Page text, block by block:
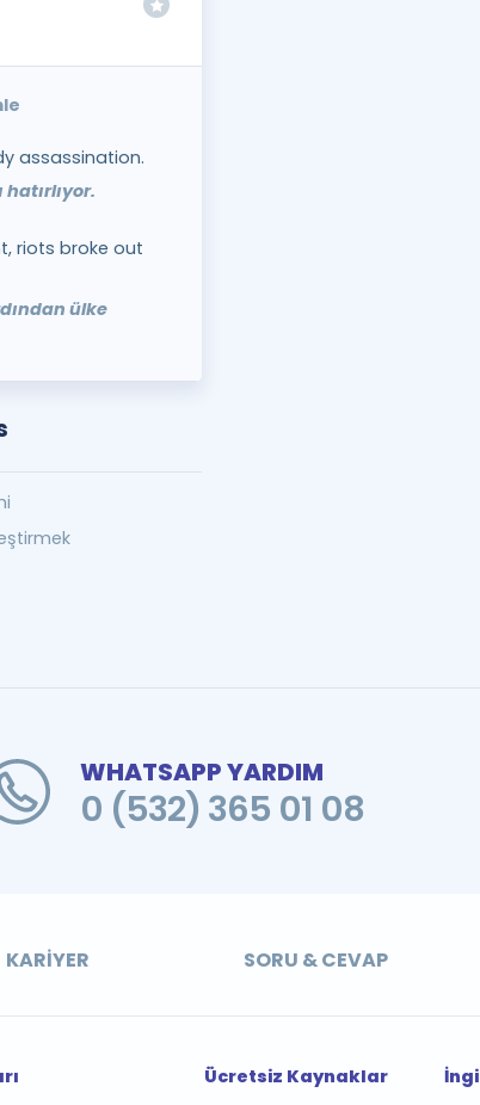
assassination.
riots broke out
ülke
WHATSAPP YARDIM
0 (532) 365 01 08
KARIYER SORU & CEVAP
Ücretsiz Kaynaklar